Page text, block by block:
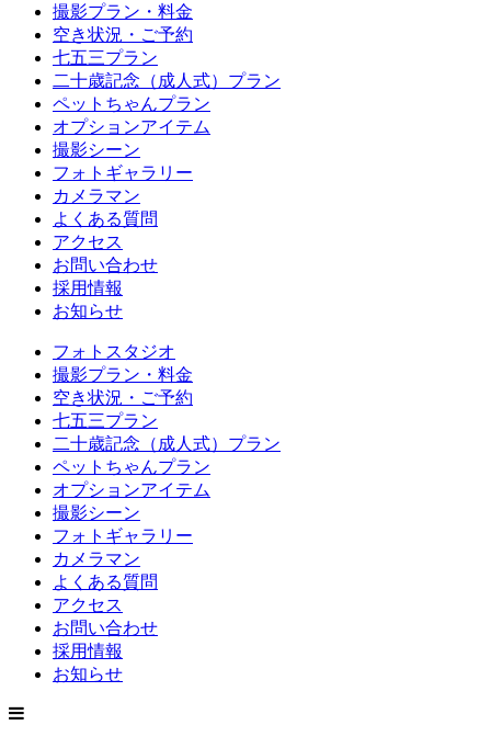
撮影プラン・料金
空き状況・ご予約
七五三プラン
二十歳記念（成人式）プラン
ペットちゃんプラン
オプションアイテム
撮影シーン
フォトギャラリー
カメラマン
よくある質問
アクセス
お問い合わせ
採用情報
お知らせ
フォトスタジオ
撮影プラン・料金
空き状況・ご予約
七五三プラン
二十歳記念（成人式）プラン
ペットちゃんプラン
オプションアイテム
撮影シーン
フォトギャラリー
カメラマン
よくある質問
アクセス
お問い合わせ
採用情報
お知らせ